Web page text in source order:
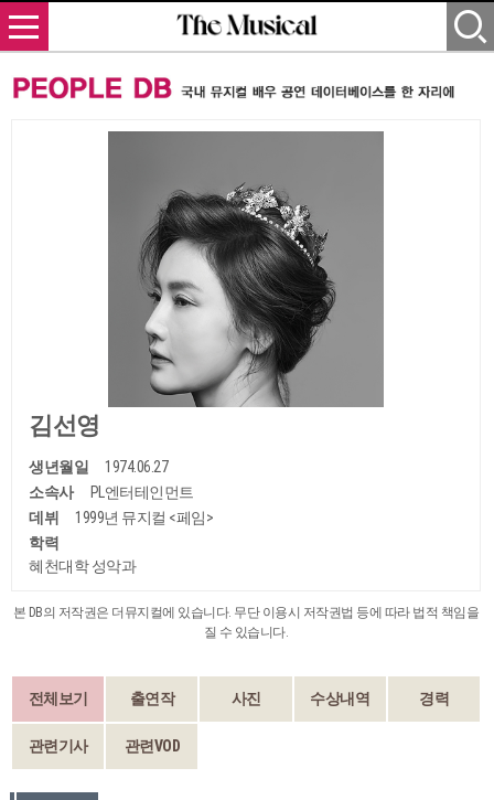
김선영
생년월일
1974.06.27
소속사
PL엔터테인먼트
데뷔
1999년 뮤지컬 <페임>
학력
혜천대학 성악과
본 DB의 저작권은 더뮤지컬에 있습니다. 무단 이용시 저작권법 등에 따라 법적 책임을
질 수 있습니다.
전체보기 출연작 사진 수상내역 경력
관련기사 관련VOD